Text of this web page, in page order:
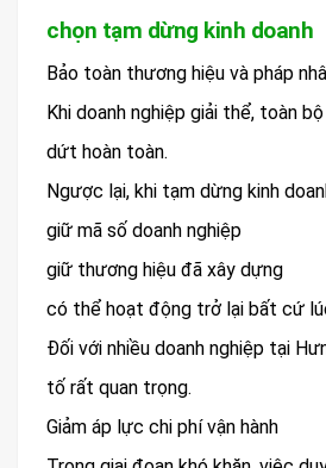
chọn tạm dừng kinh doanh
Bảo toàn thương hiệu và pháp
Khi doanh nghiệp giải thể, toàn
dứt hoàn toàn.
Ngược lại, khi tạm dừng kinh
giữ mã số doanh nghiệp
giữ thương hiệu đã xây dựng
có thể hoạt động trở lại bất cứ
Đối với nhiều doanh nghiệp tại
tố rất quan trọng.
Giảm áp lực chi phí vận hành